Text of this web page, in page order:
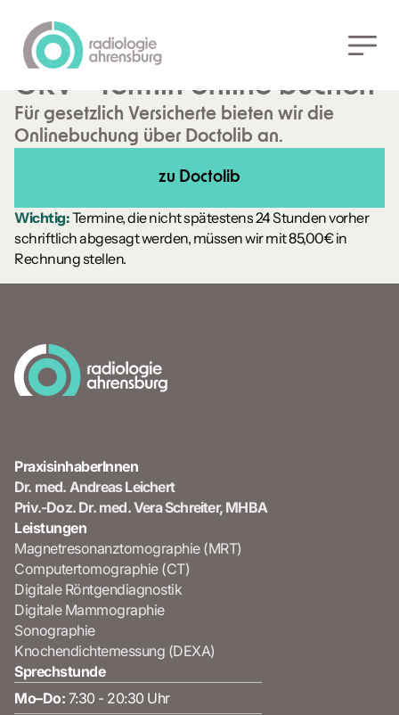
MAGNETRESONANZTOMOGRAPHIE
(MRT)
GKV - Termin online buchen
Für gesetzlich Versicherte bieten wir die
Onlinebuchung über Doctolib an.
zu Doctolib
Wichtig:Termine, die nicht spätestens 24 Stunden vorher
schriftlich abgesagt werden, müssen wir mit 85,00€ in
Rechnung stellen.
PraxisinhaberInnen
Dr. med. Andreas Leichert
Priv.-Doz. Dr. med. Vera Schreiter, MHBA
Leistungen
Magnetresonanztomographie (MRT)
Computertomographie (CT)
Digitale Röntgendiagnostik
Digitale Mammographie
Sonographie
Knochendichtemessung (DEXA)
Sprechstunde
Mo–Do: 7:30 - 20:30 Uhr